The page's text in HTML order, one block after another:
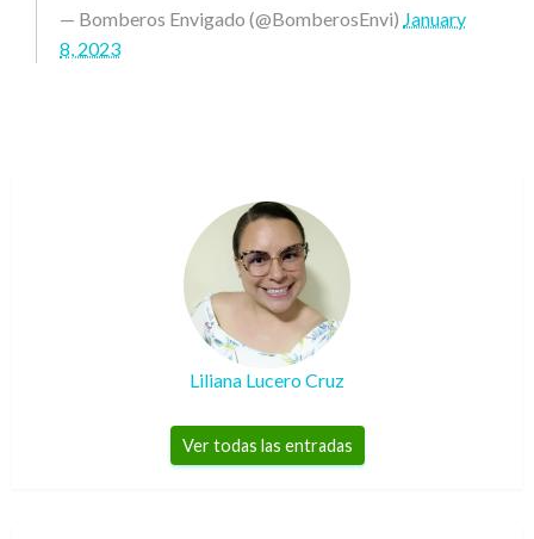
— Bomberos Envigado (@BomberosEnvi) January
8, 2023
Liliana Lucero Cruz
Ver todas las entradas